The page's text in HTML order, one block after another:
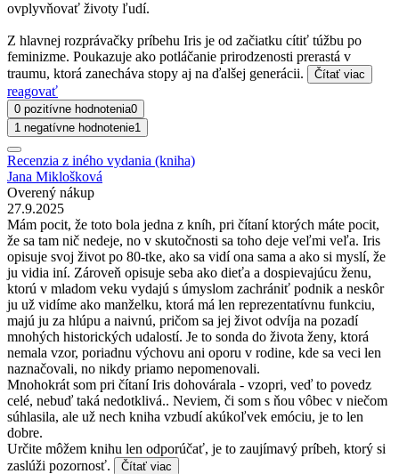
ovplyvňovať životy ľudí.
Z hlavnej rozprávačky príbehu Iris je od začiatku cítiť túžbu po
feminizme. Poukazuje ako potláčanie prirodzenosti prerastá v
traumu, ktorá zanecháva stopy aj na ďalšej generácii.
Čítať viac
reagovať
0 pozitívne hodnotenia0
1 negatívne hodnotenie1
Recenzia z iného vydania (kniha)
Jana Miklošková
Overený nákup
27.9.2025
Mám pocit, že toto bola jedna z kníh, pri čítaní ktorých máte pocit,
že sa tam nič nedeje, no v skutočnosti sa toho deje veľmi veľa. Iris
opisuje svoj život po 80-tke, ako sa vidí ona sama a ako si myslí, že
ju vidia iní. Zároveň opisuje seba ako dieťa a dospievajúcu ženu,
ktorú v mladom veku vydajú s úmyslom zachrániť podnik a neskôr
ju už vidíme ako manželku, ktorá má len reprezentatívnu funkciu,
majú ju za hlúpu a naivnú, pričom sa jej život odvíja na pozadí
mnohých historických udalostí. Je to sonda do života ženy, ktorá
nemala vzor, poriadnu výchovu ani oporu v rodine, kde sa veci len
naznačovali, no nikdy priamo nepomenovali.
Mnohokrát som pri čítaní Iris dohovárala - vzopri, veď to povedz
celé, nebuď taká nedotklivá.. Neviem, či som s ňou vôbec v niečom
súhlasila, ale už nech kniha vzbudí akúkoľvek emóciu, je to len
dobre.
Určite môžem knihu len odporúčať, je to zaujímavý príbeh, ktorý si
zaslúži pozornosť.
Čítať viac